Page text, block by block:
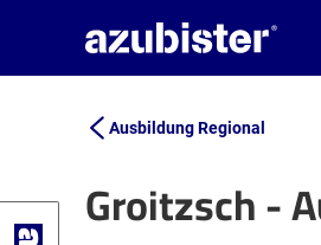
Ausbildung Regional
Groitzsch -